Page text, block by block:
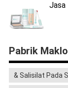
Jasa
Pabrik
& Salisilat Pada